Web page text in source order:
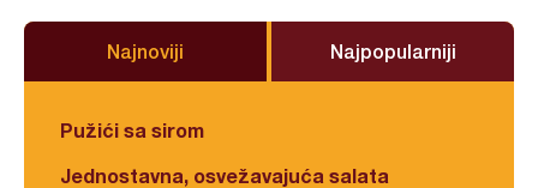
Najnoviji Najpopularniji
Pužići sa sirom
Jednostavna, osvežavajuća salata